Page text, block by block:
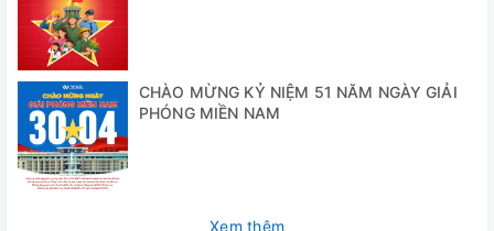
Cảm biến hình ảnh: Cảm biến Panasonic 16 megapixel 1 /
2,3 inch
Kích thước điểm ảnh: 1,43 * 1,43um
Tốc độ khung hình: 60fps
Cân bằng trắng: Tự động / thủ công
CHÀO MỪNG KỶ NIỆM 51 NĂM NGÀY GIẢI
PHÓNG MIỀN NAM
Xem thêm